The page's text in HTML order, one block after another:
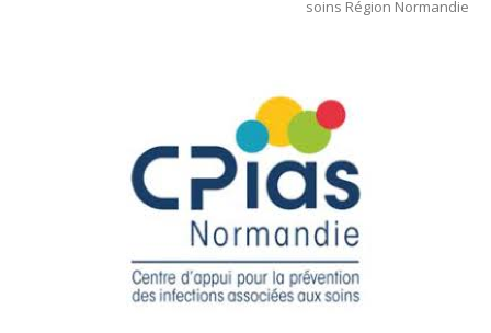
soins Région Normandie